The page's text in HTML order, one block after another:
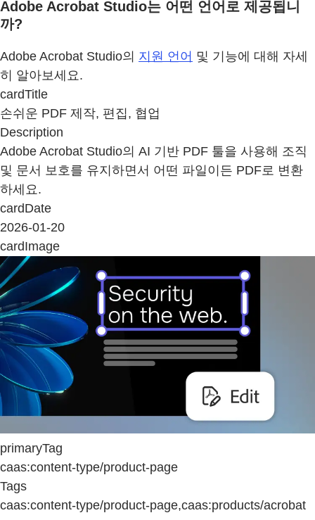
Adobe Acrobat Studio는 어떤 언어로 제공됩니
까?
Adobe Acrobat Studio의 지원 언어 및 기능에 대해 자세
히 알아보세요.
cardTitle
손쉬운 PDF 제작, 편집, 협업
Description
Adobe Acrobat Studio의 AI 기반 PDF 툴을 사용해 조직
및 문서 보호를 유지하면서 어떤 파일이든 PDF로 변환
하세요.
cardDate
2026-01-20
cardImage
primaryTag
caas:content-type/product-page
Tags
caas:content-type/product-page,caas:products/acrobat